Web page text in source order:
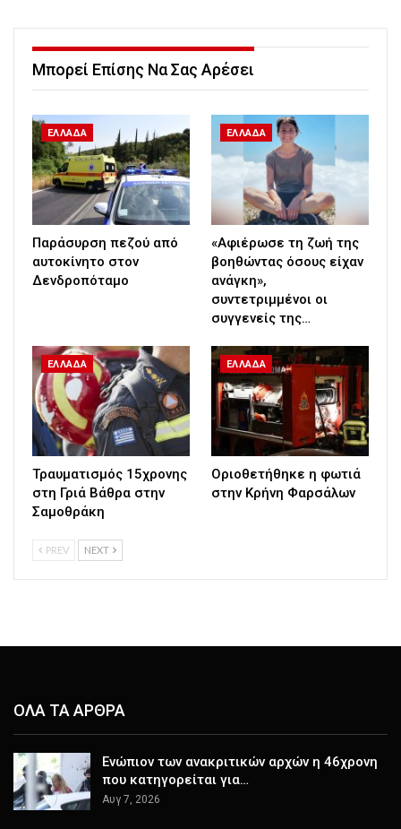
Μπορεί Επίσης Να Σας Αρέσει
ΕΛΛΑΔΑ
Παράσυρση πεζού από
αυτοκίνητο στον
Δενδροπόταμο
ΕΛΛΑΔΑ
«Αφιέρωσε τη ζωή της
βοηθώντας όσους είχαν
ανάγκη»,
συντετριμμένοι οι
συγγενείς της…
ΕΛΛΑΔΑ
Τραυματισμός 15χρονης
στη Γριά Βάθρα στην
Σαμοθράκη
ΕΛΛΑΔΑ
Οριοθετήθηκε η φωτιά
στην Κρήνη Φαρσάλων
PREV NEXT
ΟΛΑ ΤΑ ΑΡΘΡΑ
Ενώπιον των ανακριτικών αρχών η 46χρονη
που κατηγορείται για…
Αυγ 7, 2026